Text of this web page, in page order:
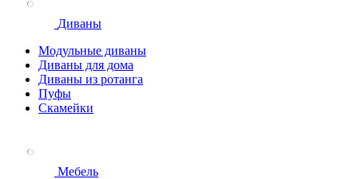
Диваны
Модульные диваны
Диваны для дома
Диваны из ротанга
Пуфы
Скамейки
Мебель